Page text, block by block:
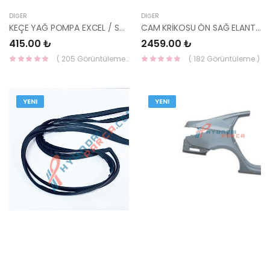
DIĞER
KEÇE YAĞ POMPA EXCEL / SCOUPE 91> 21421-21030-HMC
415.00 ₺
( 205 Görüntüleme )
DIĞER
CAM KRİKOSU ÖN SAĞ ELANTRA 01- ELK 82402-2D010-HMC
2459.00 ₺
( 182 Görüntüleme )
YENI YENI